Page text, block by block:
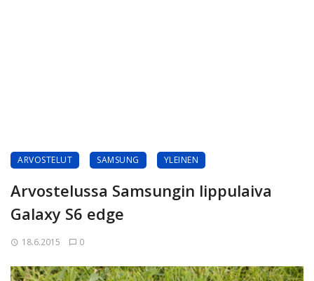
ARVOSTELUT SAMSUNG YLEINEN
Arvostelussa Samsungin lippulaiva
Galaxy S6 edge
18.6.2015 0